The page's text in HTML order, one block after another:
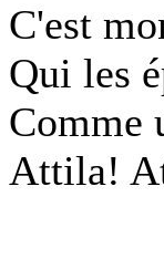
C'est
Qui les
Comme
Attila!